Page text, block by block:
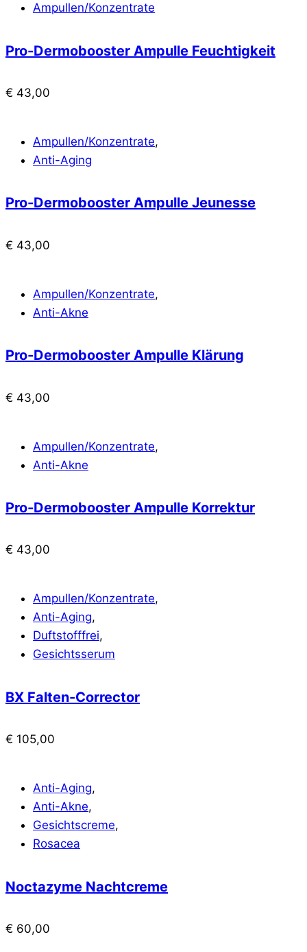
Ampullen/Konzentrate
Pro-Dermobooster Ampulle Feuchtigkeit
€ 43,00
Ampullen/Konzentrate,
Anti-Aging
Pro-Dermobooster Ampulle Jeunesse
€ 43,00
Ampullen/Konzentrate,
Anti-Akne
Pro-Dermobooster Ampulle Klärung
€ 43,00
Ampullen/Konzentrate,
Anti-Akne
Pro-Dermobooster Ampulle Korrektur
€ 43,00
Ampullen/Konzentrate,
Anti-Aging,
Duftstofffrei,
Gesichtsserum
BX Falten-Corrector
€ 105,00
Anti-Aging,
Anti-Akne,
Gesichtscreme,
Rosacea
Noctazyme Nachtcreme
€ 60,00